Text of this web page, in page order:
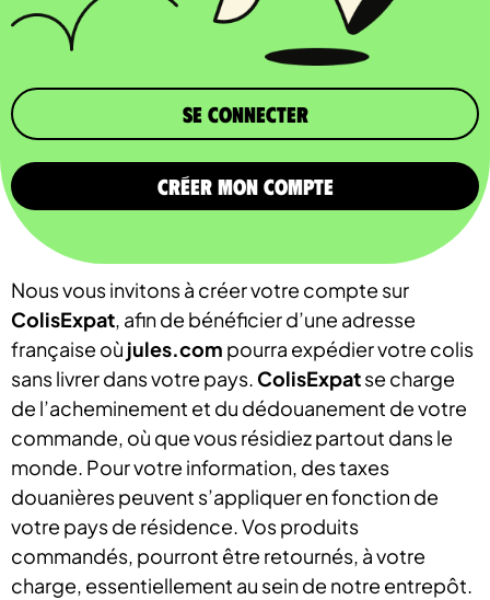
Se connecter
CRÉER MON COMPTE
Nous vous invitons à créer votre compte sur
ColisExpat, afin de bénéficier d’une adresse
française où jules.com pourra expédier votre colis
sans livrer dans votre pays. ColisExpatse charge
de l’acheminement et du dédouanement de votre
commande, où que vous résidiez partout dans le
monde. Pour votre information, des taxes
douanières peuvent s’appliquer en fonction de
votre pays de résidence. Vos produits
commandés, pourront être retournés, à votre
charge, essentiellement au sein de notre entrepôt.